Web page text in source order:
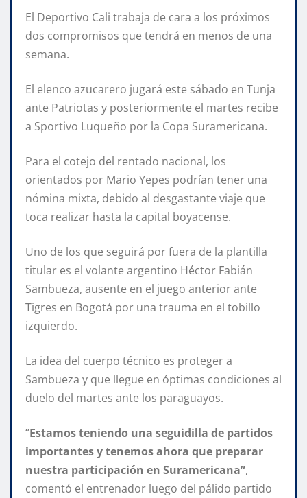
El Deportivo Cali trabaja de cara a los próximos
dos compromisos que tendrá en menos de una
semana.
El elenco azucarero jugará este sábado en Tunja
ante Patriotas y posteriormente el martes recibe
a Sportivo Luqueño por la Copa Suramericana.
Para el cotejo del rentado nacional, los
orientados por Mario Yepes podrían tener una
nómina mixta, debido al desgastante viaje que
toca realizar hasta la capital boyacense.
Uno de los que seguirá por fuera de la plantilla
titular es el volante argentino Héctor Fabián
Sambueza, ausente en el juego anterior ante
Tigres en Bogotá por una trauma en el tobillo
izquierdo.
La idea del cuerpo técnico es proteger a
Sambueza y que llegue en óptimas condiciones al
duelo del martes ante los paraguayos.
“Estamos teniendo una seguidilla de partidos
importantes y tenemos ahora que preparar
nuestra participación en Suramericana”,
comentó el entrenador luego del pálido partido